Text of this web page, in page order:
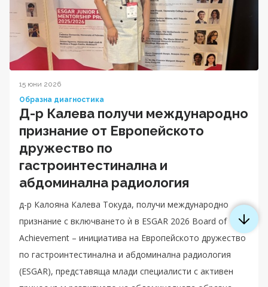
15 юни 2026
Образна диагностика
Д-р Калева получи международно
признание от Европейското
дружество по
гастроинтестинална и
абдоминална радиология
д-р Калояна Калева Токуда, получи международно
признание с включването ѝ в ESGAR 2026 Board of
Achievement – инициатива на Европейското дружество
по гастроинтестинална и абдоминална радиология
(ESGAR), представяща млади специалисти с активен